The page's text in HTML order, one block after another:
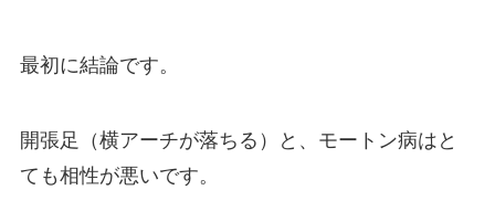
最初に結論です。
開張足（横アーチが落ちる）と、モートン病はと
ても相性が悪いです。